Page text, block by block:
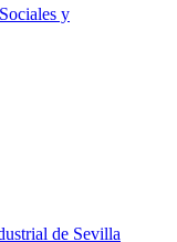
y
de Sevilla